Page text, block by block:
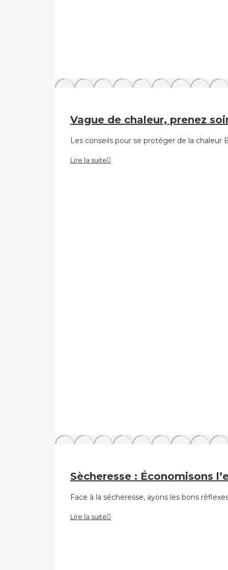
Vague de chaleur, prenez
Les conseils pour se protéger de la chaleur
Lire la suite
Sècheresse : Économisons
Face à la sécheresse, ayons les bons
Lire la suite